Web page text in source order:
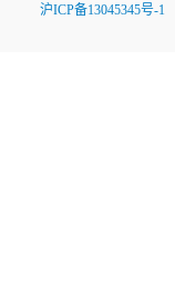
沪ICP备13045345号-1